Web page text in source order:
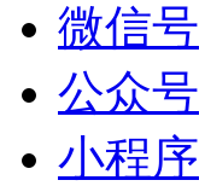
微信号
公众号
小程序